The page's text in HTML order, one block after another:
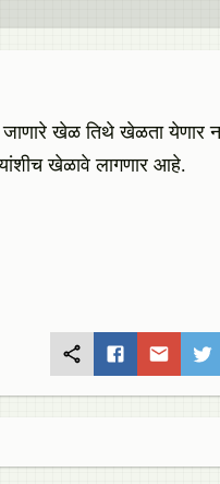
खेळ तिथे खेळता येणार
खेळावे लागणार आहे.